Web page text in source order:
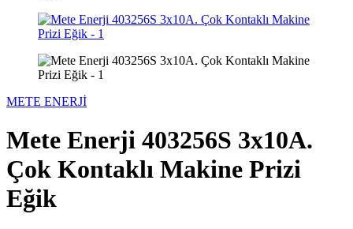
METE ENERJİ
Mete Enerji 403256S 3x10A.
Çok Kontaklı Makine Prizi
Eğik